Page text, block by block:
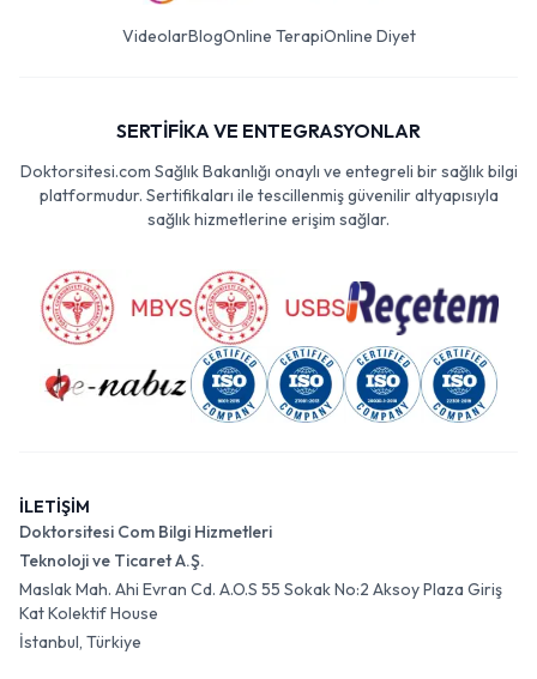
VideolarBlogOnline TerapiOnline Diyet
SERTİFİKA VE ENTEGRASYONLAR
Doktorsitesi.com Sağlık Bakanlığı onaylı ve entegreli bir sağlık bilgi
platformudur. Sertifikaları ile tescillenmiş güvenilir altyapısıyla
sağlık hizmetlerine erişim sağlar.
İLETİŞİM
Doktorsitesi Com Bilgi Hizmetleri
Teknoloji ve Ticaret A.Ş.
Maslak Mah. Ahi Evran Cd. A.O.S 55 Sokak No:2 Aksoy Plaza Giriş
Kat Kolektif House
İstanbul, Türkiye